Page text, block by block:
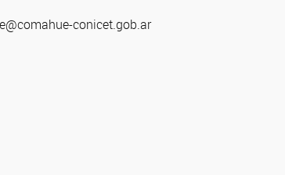
conicet.gob.ar